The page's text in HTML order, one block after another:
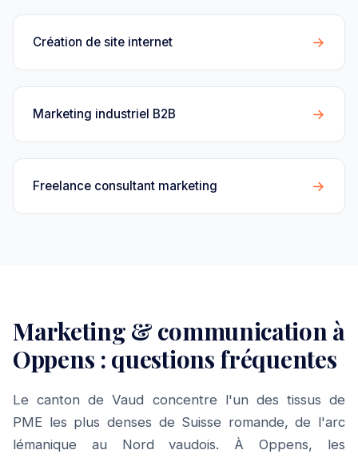
Création de site internet →
Marketing industriel B2B →
Freelance consultant marketing →
Marketing & communication à
Oppens : questions fréquentes
Le canton de Vaud concentre l'un des tissus de
PME les plus denses de Suisse romande, de l'arc
lémanique au Nord vaudois. À Oppens, les